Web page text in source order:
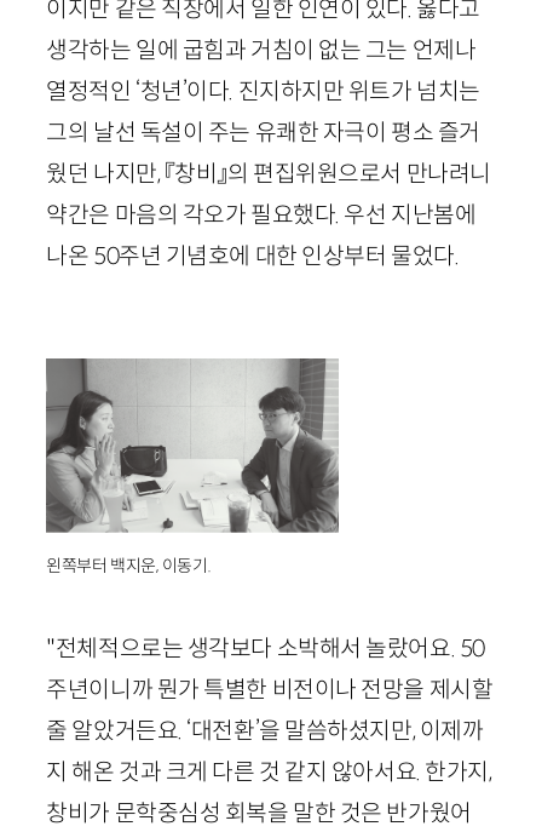
이지만 같은 직장에서 일한 인연이 있다. 옳다고
생각하는 일에 굽힘과 거침이 없는 그는 언제나
열정적인 ‘청년’이다. 진지하지만 위트가 넘치는
그의 날선 독설이 주는 유쾌한 자극이 평소 즐거
웠던 나지만, 『창비』의 편집위원으로서 만나려니
약간은 마음의 각오가 필요했다. 우선 지난봄에
나온 50주년 기념호에 대한 인상부터 물었다.
왼쪽부터 백지운, 이동기.
"전체적으로는 생각보다 소박해서 놀랐어요. 50
주년이니까 뭔가 특별한 비전이나 전망을 제시할
줄 알았거든요. ‘대전환’을 말씀하셨지만, 이제까
지 해온 것과 크게 다른 것 같지 않아서요. 한가지,
창비가 문학중심성 회복을 말한 것은 반가웠어